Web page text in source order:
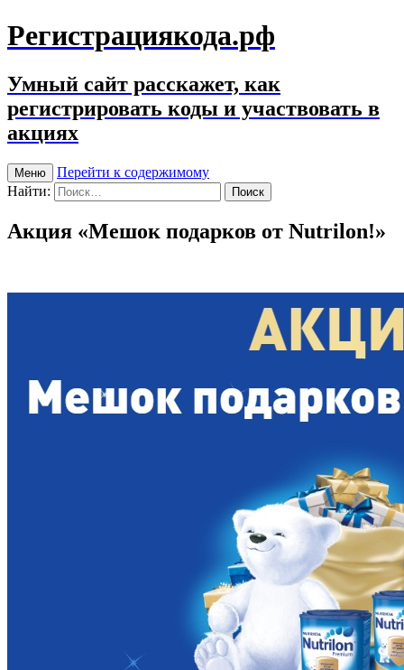
Регистрациякода.рф
Умный сайт расскажет, как
регистрировать коды и участвовать в
акциях
Меню
Перейти к содержимому
Найти:
Акция «Мешок подарков от Nutrilon!»